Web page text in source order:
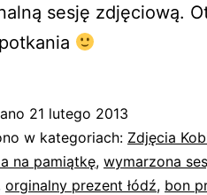
sesję zdjęciową.
21 lutego 2013
w kategoriach: Zdjęcia
na pamiątkę, wymarzona
orginalny prezent łódź, bon